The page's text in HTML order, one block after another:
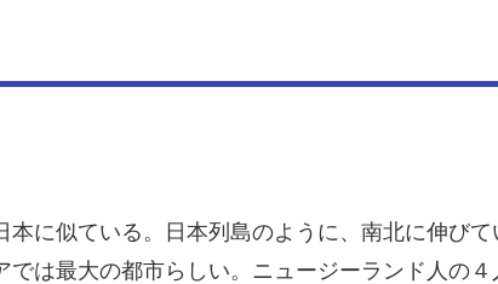
に似ている。日本列島のように、南北に伸び
は最大の都市らしい。ニュージーランド人の